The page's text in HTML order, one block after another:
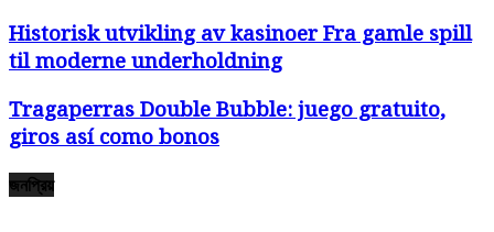
Historisk utvikling av kasinoer Fra gamle spill
til moderne underholdning
Tragaperras Double Bubble: juego gratuito,
giros así­ como bonos
জনপ্রিয়